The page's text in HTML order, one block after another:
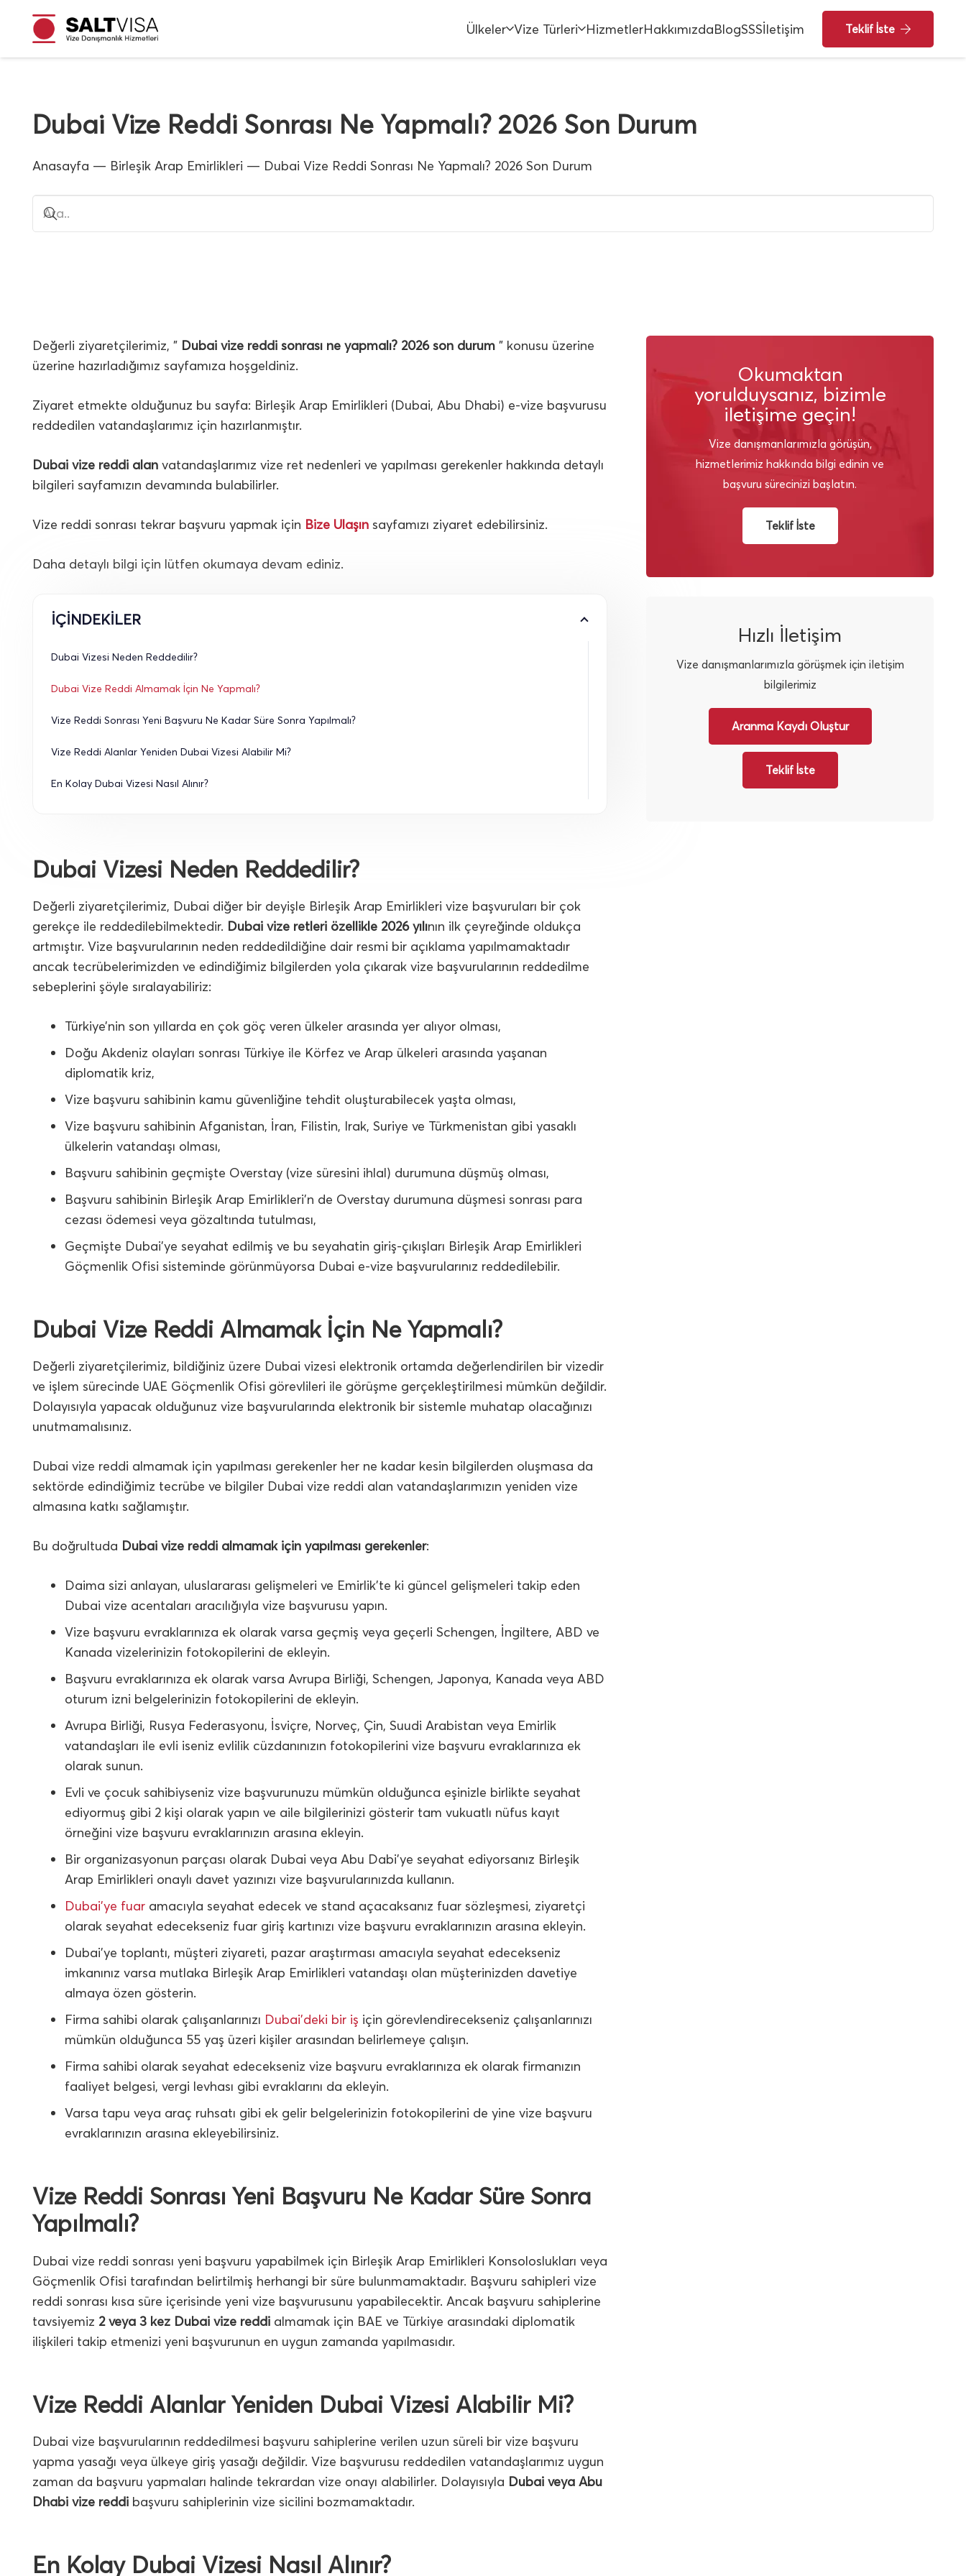
Ülkeler Vize Türleri HizmetlerHakkımızdaBlogSSSİletişim Teklif İste
Dubai Vize Reddi Sonrası Ne Yapmalı? 2026 Son Durum
Anasayfa — Birleşik Arap Emirlikleri — Dubai Vize Reddi Sonrası Ne Yapmalı? 2026 Son Durum
Değerli ziyaretçilerimiz, ” Dubai vize reddi sonrası ne yapmalı? 2026 son durum ” konusu üzerine
üzerine hazırladığımız sayfamıza hoşgeldiniz.
Ziyaret etmekte olduğunuz bu sayfa: Birleşik Arap Emirlikleri (Dubai, Abu Dhabi) e-vize başvurusu
reddedilen vatandaşlarımız için hazırlanmıştır.
Dubai vize reddi alan vatandaşlarımız vize ret nedenleri ve yapılması gerekenler hakkında detaylı
bilgileri sayfamızın devamında bulabilirler.
Vize reddi sonrası tekrar başvuru yapmak için Bize Ulaşın sayfamızı ziyaret edebilirsiniz.
Daha detaylı bilgi için lütfen okumaya devam ediniz.
İÇİNDEKİLER
Dubai Vizesi Neden Reddedilir?
Dubai Vize Reddi Almamak İçin Ne Yapmalı?
Vize Reddi Sonrası Yeni Başvuru Ne Kadar Süre Sonra Yapılmalı?
Vize Reddi Alanlar Yeniden Dubai Vizesi Alabilir Mi?
En Kolay Dubai Vizesi Nasıl Alınır?
Dubai Vizesi Neden Reddedilir?
Değerli ziyaretçilerimiz, Dubai diğer bir deyişle Birleşik Arap Emirlikleri vize başvuruları bir çok
gerekçe ile reddedilebilmektedir. Dubai vize retleri özellikle 2026 yılının ilk çeyreğinde oldukça
artmıştır. Vize başvurularının neden reddedildiğine dair resmi bir açıklama yapılmamaktadır
ancak tecrübelerimizden ve edindiğimiz bilgilerden yola çıkarak vize başvurularının reddedilme
sebeplerini şöyle sıralayabiliriz:
Türkiye’nin son yıllarda en çok göç veren ülkeler arasında yer alıyor olması,
Doğu Akdeniz olayları sonrası Türkiye ile Körfez ve Arap ülkeleri arasında yaşanan
diplomatik kriz,
Vize başvuru sahibinin kamu güvenliğine tehdit oluşturabilecek yaşta olması,
Vize başvuru sahibinin Afganistan, İran, Filistin, Irak, Suriye ve Türkmenistan gibi yasaklı
ülkelerin vatandaşı olması,
Başvuru sahibinin geçmişte Overstay (vize süresini ihlal) durumuna düşmüş olması,
Başvuru sahibinin Birleşik Arap Emirlikleri’n de Overstay durumuna düşmesi sonrası para
cezası ödemesi veya gözaltında tutulması,
Geçmişte Dubai’ye seyahat edilmiş ve bu seyahatin giriş-çıkışları Birleşik Arap Emirlikleri
Göçmenlik Ofisi sisteminde görünmüyorsa Dubai e-vize başvurularınız reddedilebilir.
Dubai Vize Reddi Almamak İçin Ne Yapmalı?
Değerli ziyaretçilerimiz, bildiğiniz üzere Dubai vizesi elektronik ortamda değerlendirilen bir vizedir
ve işlem sürecinde UAE Göçmenlik Ofisi görevlileri ile görüşme gerçekleştirilmesi mümkün değildir.
Dolayısıyla yapacak olduğunuz vize başvurularında elektronik bir sistemle muhatap olacağınızı
unutmamalısınız.
Dubai vize reddi almamak için yapılması gerekenler her ne kadar kesin bilgilerden oluşmasa da
sektörde edindiğimiz tecrübe ve bilgiler Dubai vize reddi alan vatandaşlarımızın yeniden vize
almasına katkı sağlamıştır.
Bu doğrultuda Dubai vize reddi almamak için yapılması gerekenler:
Daima sizi anlayan, uluslararası gelişmeleri ve Emirlik’te ki güncel gelişmeleri takip eden
Dubai vize acentaları aracılığıyla vize başvurusu yapın.
Vize başvuru evraklarınıza ek olarak varsa geçmiş veya geçerli Schengen, İngiltere, ABD ve
Kanada vizelerinizin fotokopilerini de ekleyin.
Başvuru evraklarınıza ek olarak varsa Avrupa Birliği, Schengen, Japonya, Kanada veya ABD
oturum izni belgelerinizin fotokopilerini de ekleyin.
Avrupa Birliği, Rusya Federasyonu, İsviçre, Norveç, Çin, Suudi Arabistan veya Emirlik
vatandaşları ile evli iseniz evlilik cüzdanınızın fotokopilerini vize başvuru evraklarınıza ek
olarak sunun.
Evli ve çocuk sahibiyseniz vize başvurunuzu mümkün olduğunca eşinizle birlikte seyahat
ediyormuş gibi 2 kişi olarak yapın ve aile bilgilerinizi gösterir tam vukuatlı nüfus kayıt
örneğini vize başvuru evraklarınızın arasına ekleyin.
Bir organizasyonun parçası olarak Dubai veya Abu Dabi’ye seyahat ediyorsanız Birleşik
Arap Emirlikleri onaylı davet yazınızı vize başvurularınızda kullanın.
Dubai’ye fuar amacıyla seyahat edecek ve stand açacaksanız fuar sözleşmesi, ziyaretçi
olarak seyahat edecekseniz fuar giriş kartınızı vize başvuru evraklarınızın arasına ekleyin.
Dubai’ye toplantı, müşteri ziyareti, pazar araştırması amacıyla seyahat edecekseniz
imkanınız varsa mutlaka Birleşik Arap Emirlikleri vatandaşı olan müşterinizden davetiye
almaya özen gösterin.
Firma sahibi olarak çalışanlarınızı Dubai’deki bir iş için görevlendirecekseniz çalışanlarınızı
mümkün olduğunca 55 yaş üzeri kişiler arasından belirlemeye çalışın.
Firma sahibi olarak seyahat edecekseniz vize başvuru evraklarınıza ek olarak firmanızın
faaliyet belgesi, vergi levhası gibi evraklarını da ekleyin.
Varsa tapu veya araç ruhsatı gibi ek gelir belgelerinizin fotokopilerini de yine vize başvuru
evraklarınızın arasına ekleyebilirsiniz.
Vize Reddi Sonrası Yeni Başvuru Ne Kadar Süre Sonra
Yapılmalı?
Dubai vize reddi sonrası yeni başvuru yapabilmek için Birleşik Arap Emirlikleri Konsoloslukları veya
Göçmenlik Ofisi tarafından belirtilmiş herhangi bir süre bulunmamaktadır. Başvuru sahipleri vize
reddi sonrası kısa süre içerisinde yeni vize başvurusunu yapabilecektir. Ancak başvuru sahiplerine
tavsiyemiz 2 veya 3 kez Dubai vize reddi almamak için BAE ve Türkiye arasındaki diplomatik
ilişkileri takip etmenizi yeni başvurunun en uygun zamanda yapılmasıdır.
Vize Reddi Alanlar Yeniden Dubai Vizesi Alabilir Mi?
Dubai vize başvurularının reddedilmesi başvuru sahiplerine verilen uzun süreli bir vize başvuru
yapma yasağı veya ülkeye giriş yasağı değildir. Vize başvurusu reddedilen vatandaşlarımız uygun
zaman da başvuru yapmaları halinde tekrardan vize onayı alabilirler. Dolayısıyla Dubai veya Abu
Dhabi vize reddi başvuru sahiplerinin vize sicilini bozmamaktadır.
En Kolay Dubai Vizesi Nasıl Alınır?
Okumaktan
yorulduysanız, bizimle
iletişime geçin!
Vize danışmanlarımızla görüşün,
hizmetlerimiz hakkında bilgi edinin ve
başvuru sürecinizi başlatın.
Teklif İste
Hızlı İletişim
Vize danışmanlarımızla görüşmek için iletişim
bilgilerimiz
Aranma Kaydı Oluştur
Teklif İste